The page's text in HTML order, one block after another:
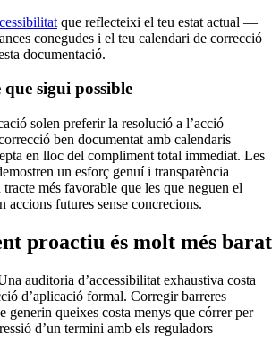
que reflecteixi el teu estat actual —
conegudes i el teu calendari de correcció
documentació.
que sigui possible
solen preferir la resolució a l’acció
ben documentat amb calendaris
en lloc del compliment total immediat. Les
un esforç genuí i transparència
més favorable que les que neguen el
accions futures sense concrecions.
proactiu és molt més barat
auditoria d’accessibilitat exhaustiva costa
d’aplicació formal. Corregir barreres
generin queixes costa menys que córrer per
d’un termini amb els reguladors